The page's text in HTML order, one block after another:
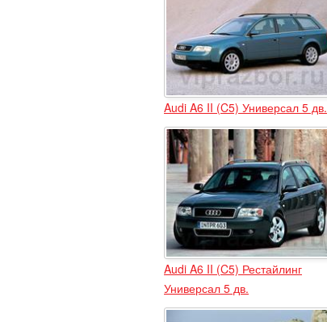
Audi A6 II (C5) Универсал 5 дв.
Audi A6 II (C5) Рестайлинг
Универсал 5 дв.